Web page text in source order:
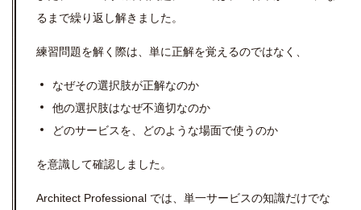
るまで繰り返し解きました。
練習問題を解く際は、単に正解を覚えるのではなく、
なぜその選択肢が正解なのか
他の選択肢はなぜ不適切なのか
どのサービスを、どのような場面で使うのか
を意識して確認しました。
Architect Professional では、単一サービスの知識だけでな